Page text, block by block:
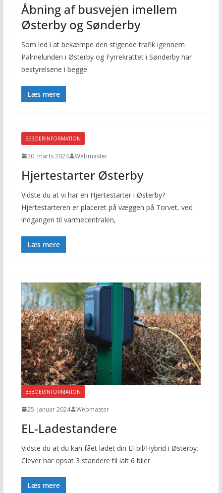
Åbning af busvejen imellem
Østerby og Sønderby
Som led i at bekæmpe den stigende trafik igennem
Palmelunden i Østerby og Fyrrekrattet i Sønderby har
bestyrelsene i begge
Læs mere
BEBOERINFORMATION
20. marts 2024 Webmaster
Hjertestarter Østerby
Vidste du at vi har en Hjertestarter i Østerby?
Hjertestarteren er placeret på væggen på Torvet, ved
indgangen til varmecentralen,
Læs mere
BEBOERINFORMATION
25. januar 2024 Webmaster
EL-Ladestandere
Vidste du at du kan fået ladet din El-bil/Hybrid i Østerby.
Clever har opsat 3 standere til ialt 6 biler
Læs mere